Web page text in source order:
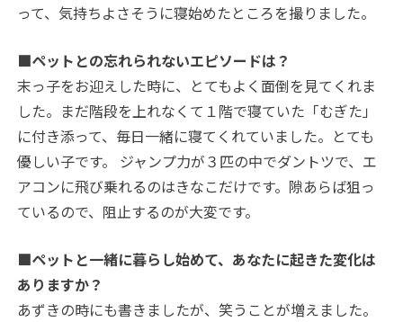
って、気持ちよさそうに寝始めたところを撮りました。
■ペットとの忘れられないエピソードは？
末っ子をお迎えした時に、とてもよく面倒を見てくれま
した。まだ階段を上れなくて１階で寝ていた「むぎた」
に付き添って、毎日一緒に寝てくれていました。とても
優しい子です。 ジャンプ力が３匹の中でダントツで、エ
アコンに飛び乗れるのはきなこだけです。隙あらば狙っ
ているので、阻止するのが大変です。
■ペットと一緒に暮らし始めて、あなたに起きた変化は
ありますか？
あずきの時にも書きましたが、笑うことが増えました。